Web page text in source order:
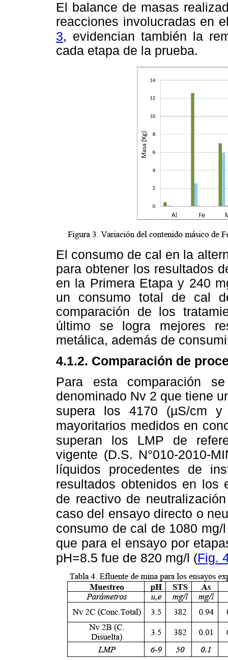
El balance de masas
reacciones involucradas en
3, evidencian también la
cada etapa de la prueba.
El consumo de cal en la
para obtener los resultados
en la Primera Etapa y 240
un consumo total de cal
comparación de los
último se logra mejores
metálica, además de
4.1.2. Comparación de
Para esta comparación
denominado Nv 2 que tiene
supera los 4170 (µS/cm y
mayoritarios medidos en
superan los LMP de
vigente (D.S. N°010-2010-
líquidos
procedentes de
resultados obtenidos en los
de reactivo de neutralización
caso del ensayo directo o
consumo de cal de 1080
que para el ensayo por
pH=8.5 fue de 820 mg/l (Fig.